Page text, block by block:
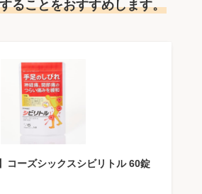
ることをおすすめします。
コーズシックスシビリトル 60錠